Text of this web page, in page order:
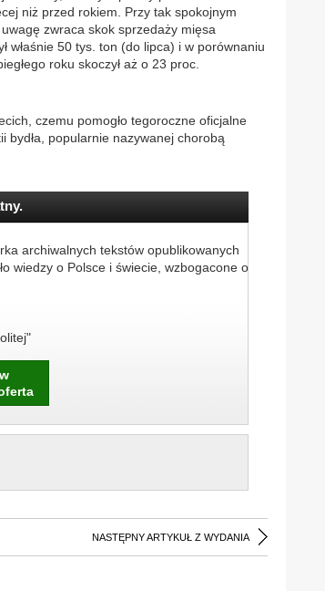
niż przed rokiem. Przy tak spokojnym
zwraca skok sprzedaży mięsa
właśnie 50 tys. ton (do lipca) i w porównaniu
roku skoczył aż o 23 proc.
czemu pomogło tegoroczne oficjalne
bydła, popularnie nazywanej chorobą
archiwalnych tekstów opublikowanych
wiedzy o Polsce i świecie, wzbogacone o
NASTĘPNY ARTYKUŁ Z WYDANIA